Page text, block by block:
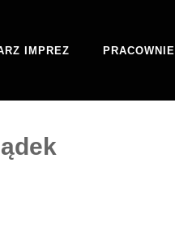
IMPREZ PRACOWNIE